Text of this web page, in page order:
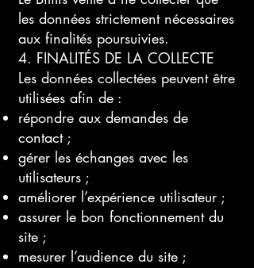
les données strictement nécessaires
aux finalités poursuivies.
4. FINALITÉS DE LA COLLECTE
Les données collectées peuvent être
utilisées afin de :
répondre aux demandes de
contact ;
gérer les échanges avec les
utilisateurs ;
améliorer l’expérience utilisateur ;
assurer le bon fonctionnement du
site ;
mesurer l’audience du site ;